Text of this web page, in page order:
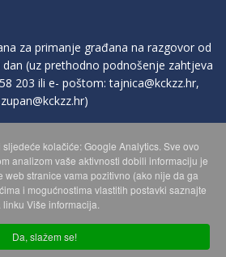
za primanje građana na razgovor od
(uz prethodno podnošenje zahtjeva
203 ili e- poštom:tajnica@kckzz.hr,
zupan@kckzz.hr)
OSOBNIH PODATAKA
MAPA WEBA
kolačiće: Google Analytics. Sve ovo
analizom vaše aktivnosti dobili informaciju je
web stranice vama pozitivno (ako nije da ga
i mogućnostima vlastitih postavki saznajte
linku Više informacija.
Da, slažem se!